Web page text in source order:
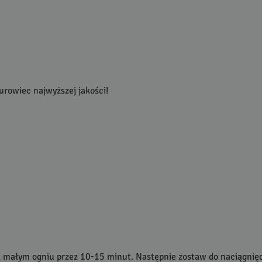
najwyższej jakości!
ogniu przez 10-15 minut. Następnie zostaw do